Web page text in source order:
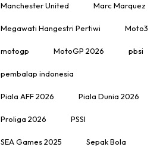
Manchester United Marc Marquez
Megawati Hangestri Pertiwi Moto3
motogp MotoGP 2026 pbsi
pembalap indonesia
Piala AFF 2026 Piala Dunia 2026
Proliga 2026 PSSI
SEA Games 2025 Sepak Bola